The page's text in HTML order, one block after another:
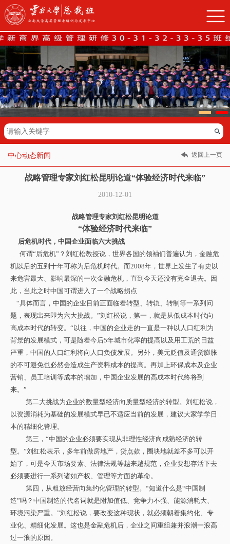
中心动态新闻 返回上一页
战略管理专家刘红松昆明论道“体验经济时代来临”
2010-12-01
战略管理专家刘红松昆明论道
“体验经济时代来临”
后危机时代，中国企业面临六大挑战
何谓“后危机”？刘红松教授说，世界各国的领袖们普遍认为，金融危
机以后的五到十年可称为后危机时代。而2008年，世界上发生了有史以
来危害最大、影响最深的一次金融危机，直到今天还没有完全退去。因
此，当此之时中国可谓进入了一个战略拐点
“具体而言，中国的企业目前正面临着转型、转轨、转制等一系列问
题，表现出来即为六大挑战。”刘红松说，第一，就是从低成本时代向
高成本时代的转变。“以往，中国的企业走的一直是一种以人口红利为
背景的发展模式，可是随着今后5年城市化率的提高以及用工荒的日益
严重，中国的人口红利将向人口负债发展。另外，美元贬值及通货膨胀
的不可避免也必然会造成生产资料成本的提高。再加上环保成本及企业
营销、员工培训等成本的增加，中国企业发展的高成本时代终将到
来。”
第二大挑战为企业的数量型经济向质量型经济的转型。刘红松说，
以资源消耗为基础的发展模式早已不适应当前的发展，建议大家学学日
本的精细化管理。
第三，“中国的企业必须要实现从非理性经济向成熟经济的转
型。”刘红松表示，多年前做房地产，贷点款，圈块地就差不多可以开
始了，可是今天市场要素、法律法规等越来越规范，企业要想存活下去
必须要进行一系列诸如产权、管理等方面的革命。
第四，从粗放经营向集约化管理的转型。“知道什么是“中国制
造”吗？中国制造的代名词就是附加值低、竞争力不强、能源消耗大、
环境污染严重。”刘红松说，要改变这种现状，就必须朝着集约化、专
业化、精细化发展。这也是金融危机后，企业之间重组兼并浪潮一浪高
过一浪的原因。